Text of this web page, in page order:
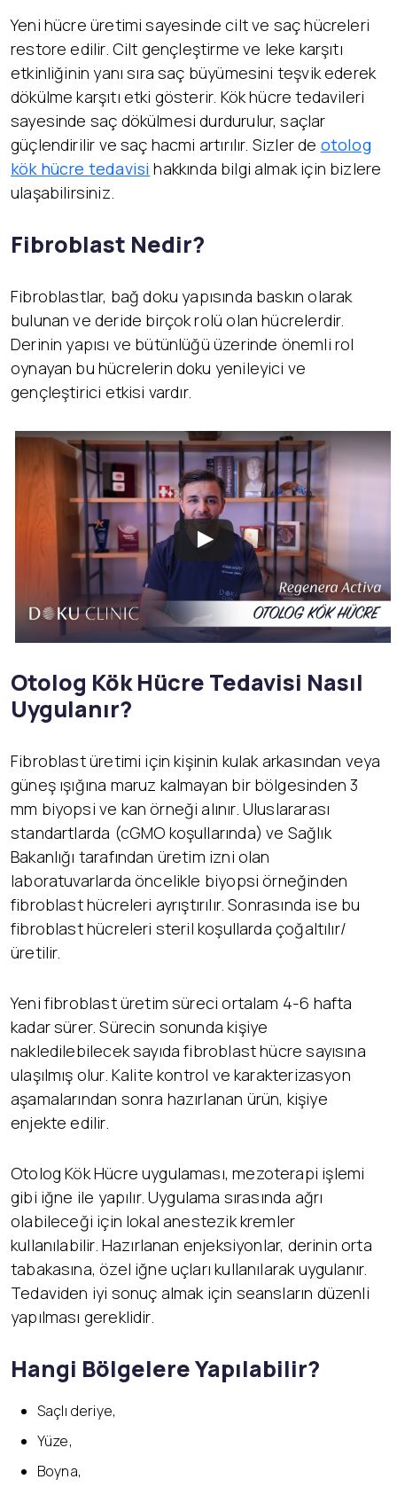
Yeni hücre üretimi sayesinde cilt ve saç hücreleri
restore edilir. Cilt gençleştirme ve leke karşıtı
etkinliğinin yanı sıra saç büyümesini teşvik ederek
dökülme karşıtı etki gösterir. Kök hücre tedavileri
sayesinde saç dökülmesi durdurulur, saçlar
güçlendirilir ve saç hacmi artırılır. Sizler de otolog
kök hücre tedavisi hakkında bilgi almak için bizlere
ulaşabilirsiniz.
Fibroblast Nedir?
Fibroblastlar, bağ doku yapısında baskın olarak
bulunan ve deride birçok rolü olan hücrelerdir.
Derinin yapısı ve bütünlüğü üzerinde önemli rol
oynayan bu hücrelerin doku yenileyici ve
gençleştirici etkisi vardır.
Otolog Kök Hücre Tedavisi Nasıl
Uygulanır?
Fibroblast üretimi için kişinin kulak arkasından veya
güneş ışığına maruz kalmayan bir bölgesinden 3
mm biyopsi ve kan örneği alınır. Uluslararası
standartlarda (cGMO koşullarında) ve Sağlık
Bakanlığı tarafından üretim izni olan
laboratuvarlarda öncelikle biyopsi örneğinden
fibroblast hücreleri ayrıştırılır. Sonrasında ise bu
fibroblast hücreleri steril koşullarda çoğaltılır/
üretilir.
Yeni fibroblast üretim süreci ortalam 4-6 hafta
kadar sürer. Sürecin sonunda kişiye
nakledilebilecek sayıda fibroblast hücre sayısına
ulaşılmış olur. Kalite kontrol ve karakterizasyon
aşamalarından sonra hazırlanan ürün, kişiye
enjekte edilir.
Otolog Kök Hücre uygulaması, mezoterapi işlemi
gibi iğne ile yapılır. Uygulama sırasında ağrı
olabileceği için lokal anestezik kremler
kullanılabilir. Hazırlanan enjeksiyonlar, derinin orta
tabakasına, özel iğne uçları kullanılarak uygulanır.
Tedaviden iyi sonuç almak için seansların düzenli
yapılması gereklidir.
Hangi Bölgelere Yapılabilir?
Saçlı deriye,
Yüze,
Boyna,